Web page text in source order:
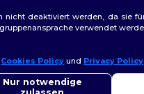
nicht deaktiviert werden, da sie
verwendet
Cookies Policy und Privacy Policy
Nur notwendige
Sie Fragen oder Bedenken
Unser Chatbot ist hier, um